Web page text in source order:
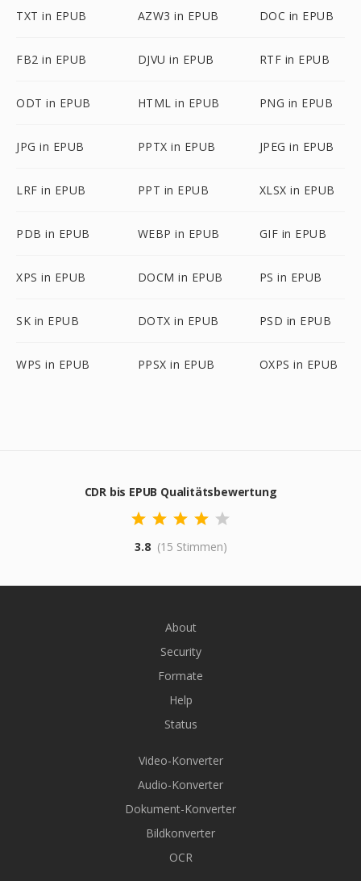
TXT in EPUB AZW3 in EPUB DOC in EPUB
FB2 in EPUB DJVU in EPUB RTF in EPUB
ODT in EPUB HTML in EPUB PNG in EPUB
JPG in EPUB PPTX in EPUB JPEG in EPUB
LRF in EPUB PPT in EPUB XLSX in EPUB
PDB in EPUB WEBP in EPUB GIF in EPUB
XPS in EPUB DOCM in EPUB PS in EPUB
SK in EPUB DOTX in EPUB PSD in EPUB
WPS in EPUB PPSX in EPUB OXPS in EPUB
CDR bis EPUB Qualitätsbewertung
3.8 (15 Stimmen)
About
Security
Formate
Help
Status
Video-Konverter
Audio-Konverter
Dokument-Konverter
Bildkonverter
OCR